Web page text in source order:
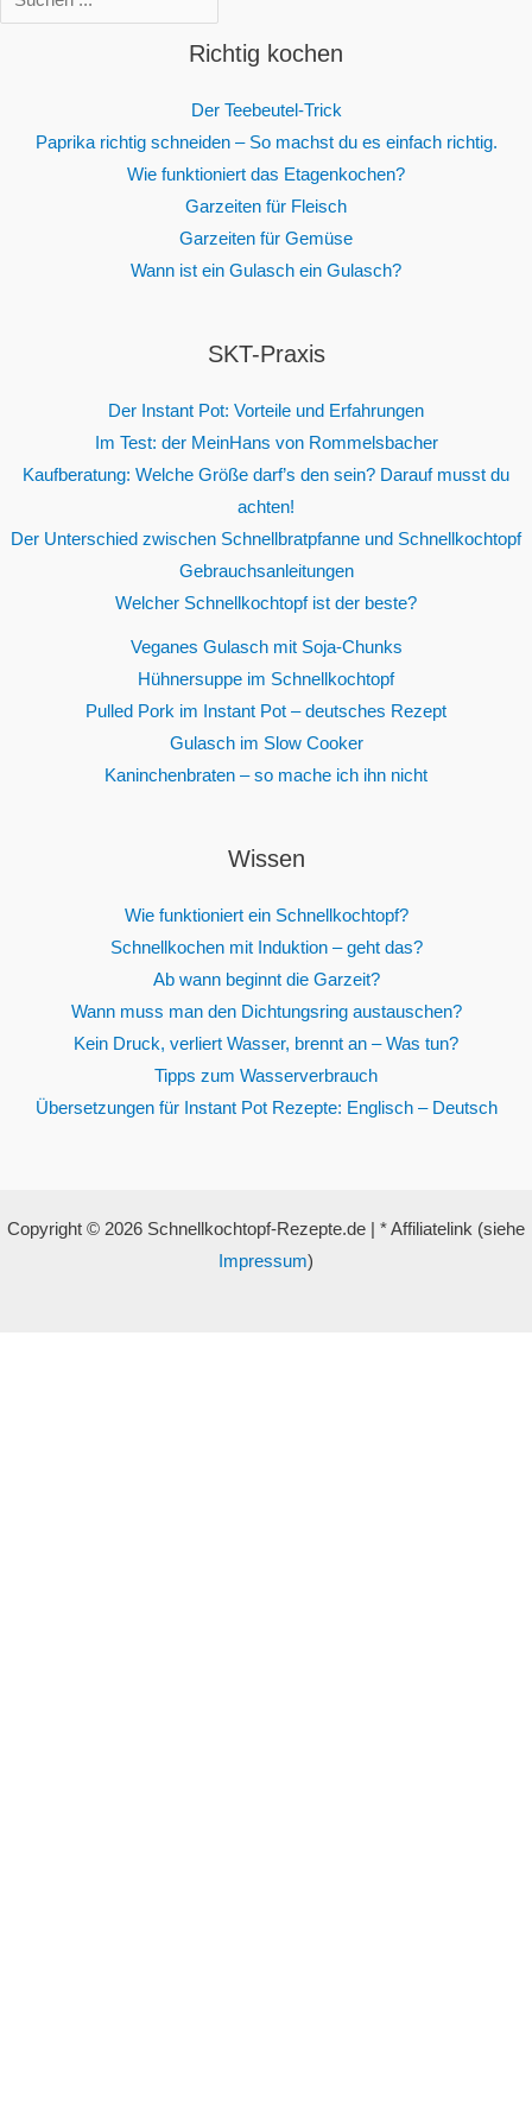
Richtig kochen
Der Teebeutel-Trick
Paprika richtig schneiden – So machst du es einfach richtig.
Wie funktioniert das Etagenkochen?
Garzeiten für Fleisch
Garzeiten für Gemüse
Wann ist ein Gulasch ein Gulasch?
SKT-Praxis
Der Instant Pot: Vorteile und Erfahrungen
Im Test: der MeinHans von Rommelsbacher
Kaufberatung: Welche Größe darf’s den sein? Darauf musst du
achten!
Der Unterschied zwischen Schnellbratpfanne und Schnellkochtopf
Gebrauchsanleitungen
Welcher Schnellkochtopf ist der beste?
Veganes Gulasch mit Soja-Chunks
Hühnersuppe im Schnellkochtopf
Pulled Pork im Instant Pot – deutsches Rezept
Gulasch im Slow Cooker
Kaninchenbraten – so mache ich ihn nicht
Wissen
Wie funktioniert ein Schnellkochtopf?
Schnellkochen mit Induktion – geht das?
Ab wann beginnt die Garzeit?
Wann muss man den Dichtungsring austauschen?
Kein Druck, verliert Wasser, brennt an – Was tun?
Tipps zum Wasserverbrauch
Übersetzungen für Instant Pot Rezepte: Englisch – Deutsch
Copyright © 2026 Schnellkochtopf-Rezepte.de | * Affiliatelink (siehe
Impressum)